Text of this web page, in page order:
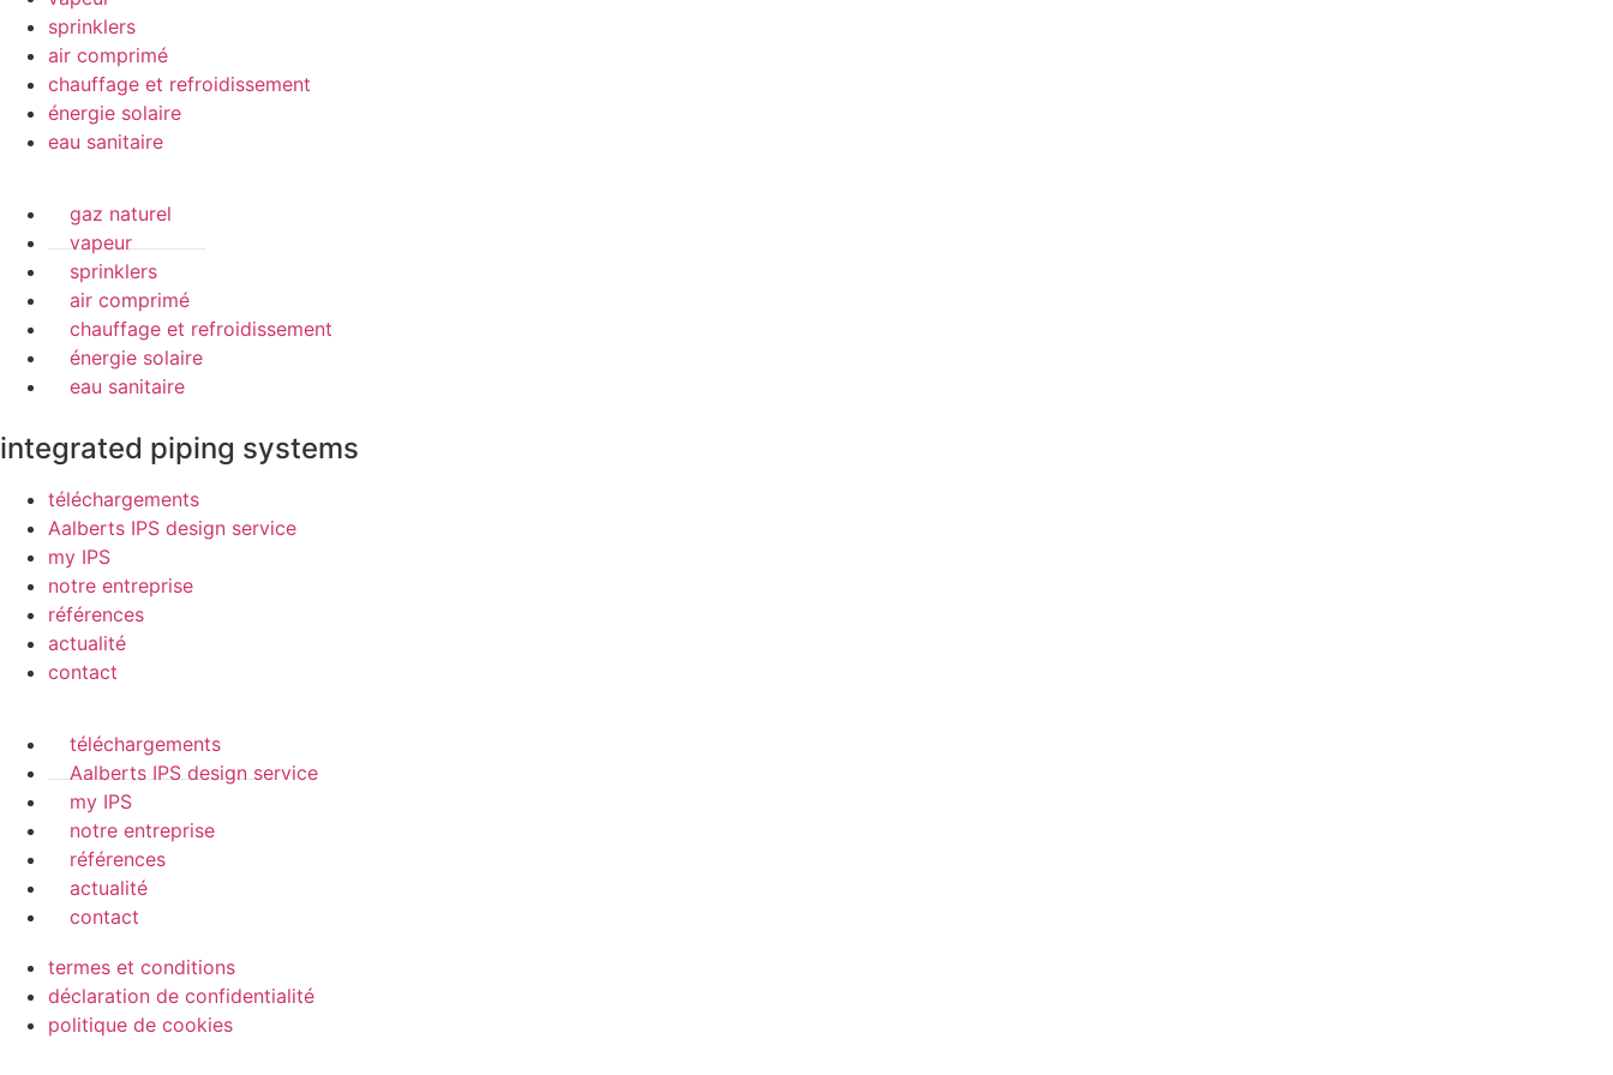
sprinklers
air comprimé
chauffage et refroidissement
énergie solaire
eau sanitaire
gaz naturel
vapeur
sprinklers
air comprimé
chauffage et refroidissement
énergie solaire
eau sanitaire
integrated piping systems
téléchargements
Aalberts IPS design service
my IPS
notre entreprise
références
actualité
contact
téléchargements
Aalberts IPS design service
my IPS
notre entreprise
références
actualité
contact
termes et conditions
déclaration de confidentialité
politique de cookies